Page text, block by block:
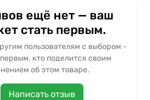
ещё нет — ваш
стать первым.
пользователям с выбором -
кто поделится своим
об этом товаре.
Написать отзыв